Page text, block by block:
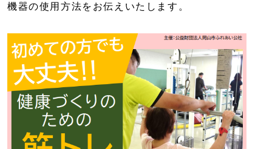
機器の使用方法をお伝えいたします。